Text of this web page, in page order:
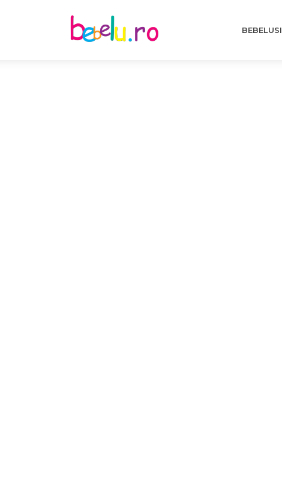
BEBELUSI